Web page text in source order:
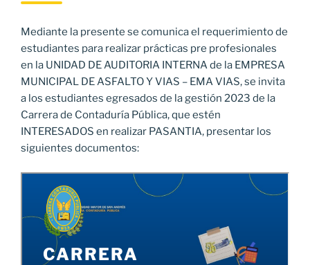
Mediante la presente se comunica el requerimiento de
estudiantes para realizar prácticas pre profesionales
en la UNIDAD DE AUDITORIA INTERNA de la EMPRESA
MUNICIPAL DE ASFALTO Y VIAS – EMA VIAS, se invita
a los estudiantes egresados de la gestión 2023 de la
Carrera de Contaduría Pública, que estén
INTERESADOS en realizar PASANTIA, presentar los
siguientes documentos: